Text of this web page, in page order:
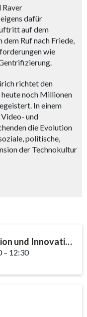
Raver
dafür
auf dem
dem Ruf nach Friede,
wie
richtet den
heute noch Millionen
In einem
und
die Evolution
politische,
der Technokultur
Swissness – Tradition und Innovation
accessibility.time_to
– 12:30